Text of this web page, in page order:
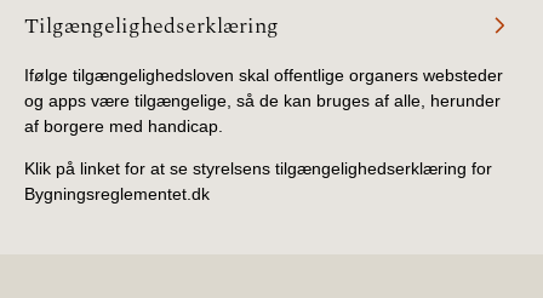
Tilgængelighedserklæring
Ifølge tilgængelighedsloven skal offentlige organers websteder
og apps være tilgængelige, så de kan bruges af alle, herunder
af borgere med handicap.
Klik på linket for at se styrelsens tilgængelighedserklæring for
Bygningsreglementet.dk